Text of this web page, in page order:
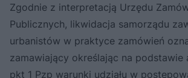
Zgodnie z interpretacją Urzędu
Publicznych, likwidacja samorządu
urbanistów w praktyce zamówień
zamawiający określając na podstawie
pkt 1 Pzp warunki udziału w